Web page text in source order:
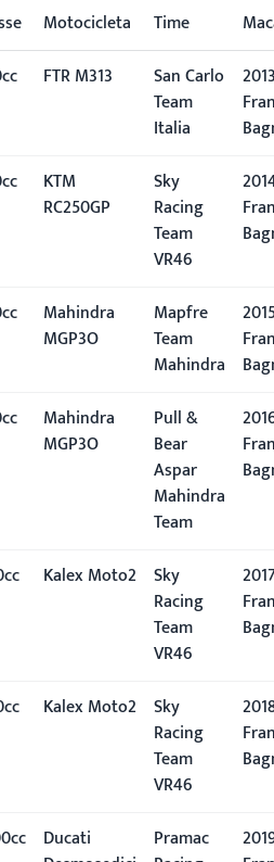
Motocicleta Time
FTR M313
San Carlo
Team
Italia
KTM
RC250GP
Sky
Racing
Team
VR46
Mahindra
MGP3O
Mapfre
Team
Mahindra
Mahindra
MGP3O
Pull &
Bear
Aspar
Mahindra
Team
Kalex Moto2
Sky
Racing
Team
VR46
Kalex Moto2
Sky
Racing
Team
VR46
Ducati
Pramac